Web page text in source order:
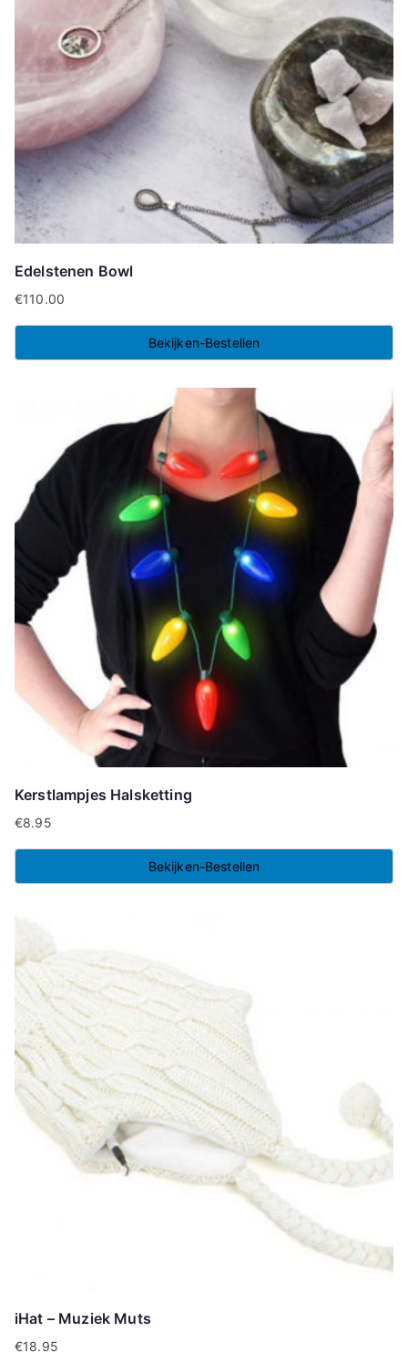
Edelstenen Bowl
€110.00
Bekijken-Bestellen
Kerstlampjes Halsketting
€8.95
Bekijken-Bestellen
iHat – Muziek Muts
€18.95